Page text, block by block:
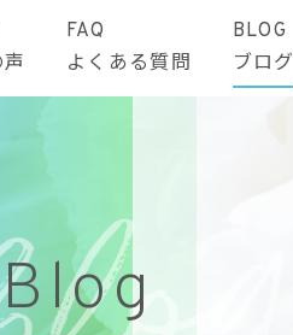
FAQ
よくある質問
BLOG
ブログ
Blog